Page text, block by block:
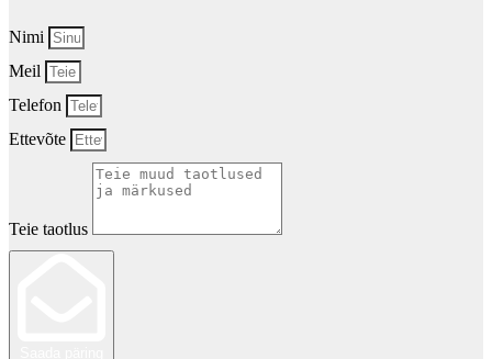
Nimi
Meil
Telefon
Ettevõte
Teie taotlus